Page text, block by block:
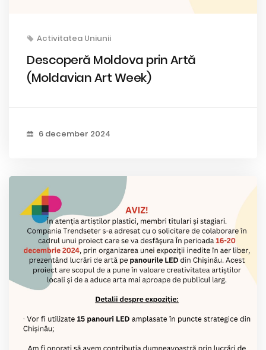
Activitatea Uniunii
Descoperă Moldova prin Artă
(Moldavian Art Week)
6 december 2024